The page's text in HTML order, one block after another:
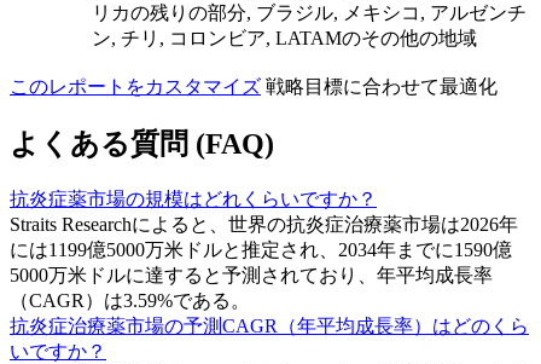
リカの残りの部分, ブラジル, メキシコ, アルゼンチ
ン, チリ, コロンビア, LATAMのその他の地域
このレポートをカスタマイズ 戦略目標に合わせて最適化
よくある質問 (FAQ)
抗炎症薬市場の規模はどれくらいですか？
Straits Researchによると、世界の抗炎症治療薬市場は2026年
には1199億5000万米ドルと推定され、2034年までに1590億
5000万米ドルに達すると予測されており、年平均成長率
（CAGR）は3.59%である。
抗炎症治療薬市場の予測CAGR（年平均成長率）はどのくら
いですか？